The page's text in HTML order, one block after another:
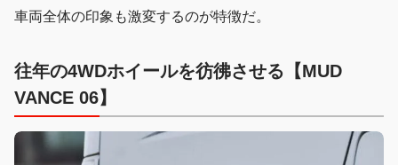
車両全体の印象も激変するのが特徴だ。
往年の4WDホイールを彷彿させる【MUD
VANCE 06】